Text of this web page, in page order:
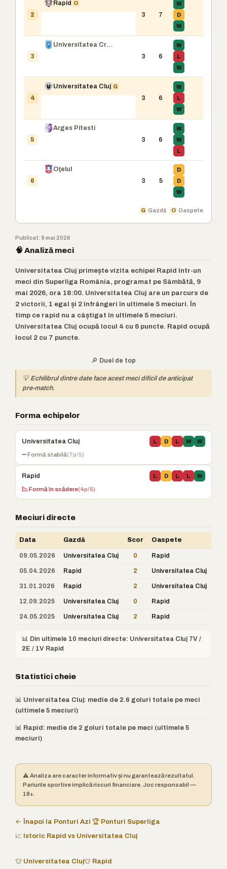
2
Rapid O
3 7
W
D
W
3
Universitatea Craiova
3
6
W
L
W
4
Universitatea Cluj G
3 6
W
L
W
5
Arges Pitesti
3
6
W
W
L
6
Oţelul
3
5
D
D
W
G Gazdă O Oaspete
Publicat: 9 mai 2026
🧠 Analiză meci
Universitatea Cluj primește vizita echipei Rapid într-un
meci din Superliga România, programat pe Sâmbătă, 9
mai 2026, ora 18:00. Universitatea Cluj are un parcurs de
2 victorii, 1 egal și 2 înfrângeri în ultimele 5 meciuri. În
timp ce rapid nu a câștigat în ultimele 5 meciuri.
Universitatea Cluj ocupă locul 4 cu 6 puncte. Rapid ocupă
locul 2 cu 7 puncte.
🔎 Duel de top
💡 Echilibrul dintre date face acest meci dificil de anticipat
pre-match.
Forma echipelor
Universitatea Cluj L D L W W
➖ Formă stabilă(7p/5)
Rapid L D L L W
📉 Formă în scădere(4p/5)
Meciuri directe
Data Gazdă Scor Oaspete
09.05.2026 Universitatea Cluj 0 Rapid
05.04.2026 Rapid 2 Universitatea Cluj
31.01.2026 Rapid 2 Universitatea Cluj
12.09.2025 Universitatea Cluj 0 Rapid
24.05.2025 Universitatea Cluj 2 Rapid
📊 Din ultimele 10 meciuri directe: Universitatea Cluj 7V /
2E / 1V Rapid
Statistici cheie
📊 Universitatea Cluj: medie de 2.6 goluri totale pe meci
(ultimele 5 meciuri)
📊 Rapid: medie de 2 goluri totale pe meci (ultimele 5
meciuri)
⚠️ Analiza are caracter informativ și nu garantează rezultatul.
Pariurile sportive implică riscuri financiare. Joc responsabil —
18+.
← Înapoi la Ponturi Azi 🏆 Ponturi Superliga
📈 Istoric Rapid vs Universitatea Cluj
👕 Universitatea Cluj👕 Rapid